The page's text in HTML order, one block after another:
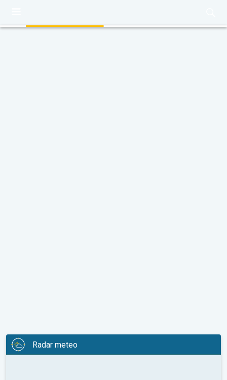
Radar meteo